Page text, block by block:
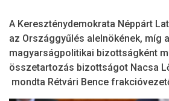
A Kereszténydemokrata Néppárt
az Országgyűlés alelnökének, míg
magyarságpolitikai bizottságként
összetartozás bizottságot Nacsa
mondta Rétvári Bence